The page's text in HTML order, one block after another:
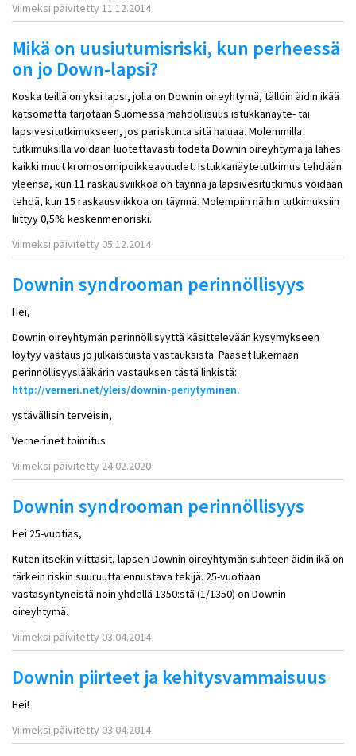
Viimeksi päivitetty 11.12.2014
Mikä on uusiutumisriski, kun perheessä
on jo Down-lapsi?
Koska teillä on yksi lapsi, jolla on Downin oireyhtymä, tällöin äidin ikää
katsomatta tarjotaan Suomessa mahdollisuus istukkanäyte- tai
lapsivesitutkimukseen, jos pariskunta sitä haluaa. Molemmilla
tutkimuksilla voidaan luotettavasti todeta Downin oireyhtymä ja lähes
kaikki muut kromosomipoikkeavuudet. Istukkanäytetutkimus tehdään
yleensä, kun 11 raskausviikkoa on täynnä ja lapsivesitutkimus voidaan
tehdä, kun 15 raskausviikkoa on täynnä. Molempiin näihin tutkimuksiin
liittyy 0,5% keskenmenoriski.
Viimeksi päivitetty 05.12.2014
Downin syndrooman perinnöllisyys
Hei,
Downin oireyhtymän perinnöllisyyttä käsittelevään kysymykseen
löytyy vastaus jo julkaistuista vastauksista. Pääset lukemaan
perinnöllisyyslääkärin vastauksen tästä linkistä:
http://verneri.net/yleis/downin-periytyminen.
ystävällisin terveisin,
Verneri.net toimitus
Viimeksi päivitetty 24.02.2020
Downin syndrooman perinnöllisyys
Hei 25-vuotias,
Kuten itsekin viittasit, lapsen Downin oireyhtymän suhteen äidin ikä on
tärkein riskin suuruutta ennustava tekijä. 25-vuotiaan
vastasyntyneistä noin yhdellä 1350:stä (1/1350) on Downin
oireyhtymä.
Viimeksi päivitetty 03.04.2014
Downin piirteet ja kehitysvammaisuus
Hei!
Viimeksi päivitetty 03.04.2014